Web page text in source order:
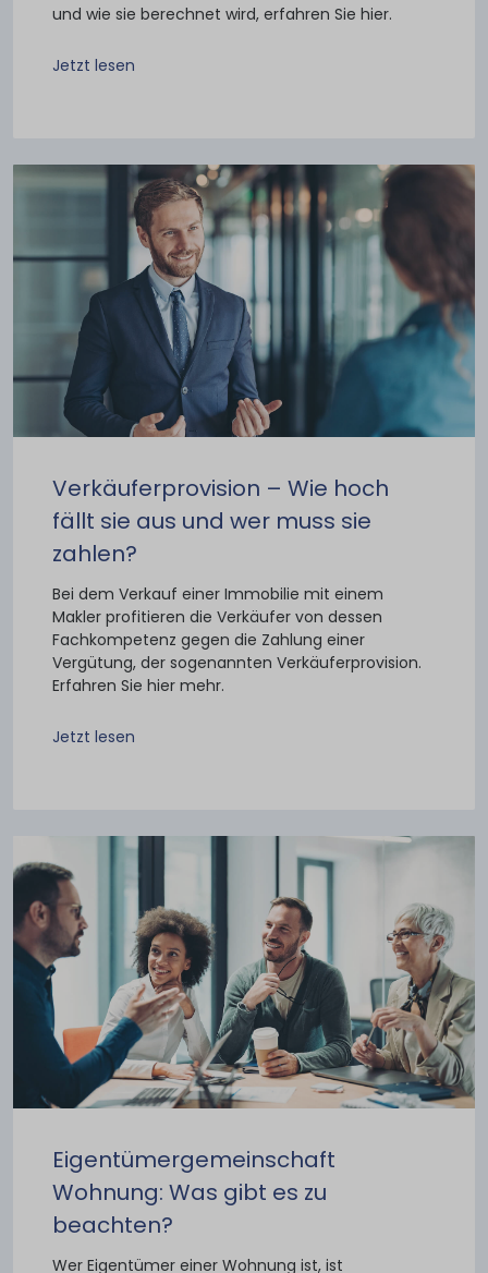
und wie sie berechnet wird, erfahren Sie hier.
Jetzt lesen
Verkäuferprovision – Wie hoch
fällt sie aus und wer muss sie
zahlen?
Bei dem Verkauf einer Immobilie mit einem
Makler profitieren die Verkäufer von dessen
Fachkompetenz gegen die Zahlung einer
Vergütung, der sogenannten Verkäuferprovision.
Erfahren Sie hier mehr.
Jetzt lesen
Eigentümergemeinschaft
Wohnung: Was gibt es zu
beachten?
Wer Eigentümer einer Wohnung ist, ist